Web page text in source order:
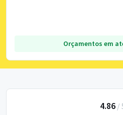
Orçamentos em
4.86/